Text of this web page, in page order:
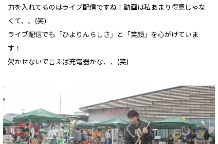
力を入れてるのはライブ配信ですね！動画は私あまり得意じゃな
くて、、(笑)
ライブ配信でも「ひよりんらしさ」と「笑顔」を心がけていま
す！
欠かせないで言えば充電器かな、、(笑)